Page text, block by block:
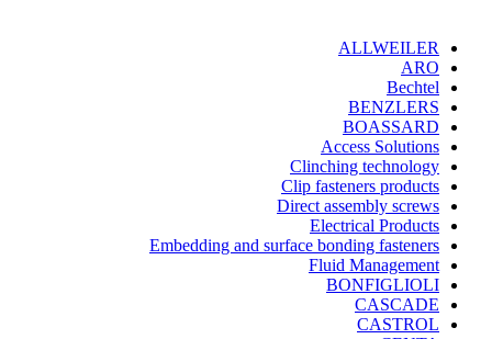
ALLWEILER
ARO
Bechtel
BENZLERS
BOASSARD
Access Solutions
Clinching technology
Clip fasteners products
Direct assembly screws
Electrical Products
Embedding and surface bonding fasteners
Fluid Management
BONFIGLIOLI
CASCADE
CASTROL